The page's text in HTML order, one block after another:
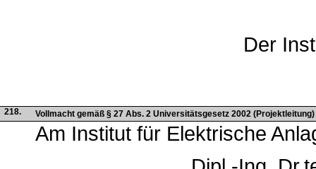
Der
218. Vollmacht gemäß § 27 Abs. 2 Universitätsgesetz 2002
Am Institut für Elektrische